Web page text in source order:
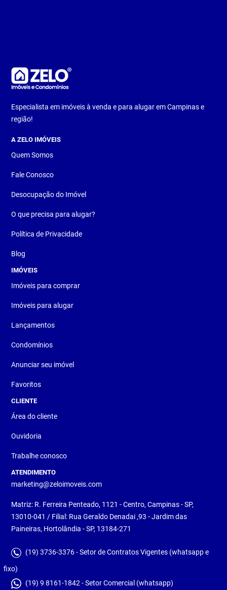
Especialista em imóveis à venda e para alugar em Campinas e
região!
A ZELO IMÓVEIS
Quem Somos
Fale Conosco
Desocupação do Imóvel
O que precisa para alugar?
Política de Privacidade
Blog
IMÓVEIS
Imóveis para comprar
Imóveis para alugar
Lançamentos
Condomínios
Anunciar seu imóvel
Favoritos
CLIENTE
Área do cliente
Ouvidoria
Trabalhe conosco
ATENDIMENTO
marketing@zeloimoveis.com
Matriz: R. Ferreira Penteado, 1121 - Centro, Campinas - SP,
13010-041 / Filial: Rua Geraldo Denadai ,93 - Jardim das
Paineiras, Hortolândia - SP, 13184-271
(19) 3736-3376 - Setor de Contratos Vigentes (whatsapp e
fixo)
(19) 9 8161-1842 - Setor Comercial (whatsapp)